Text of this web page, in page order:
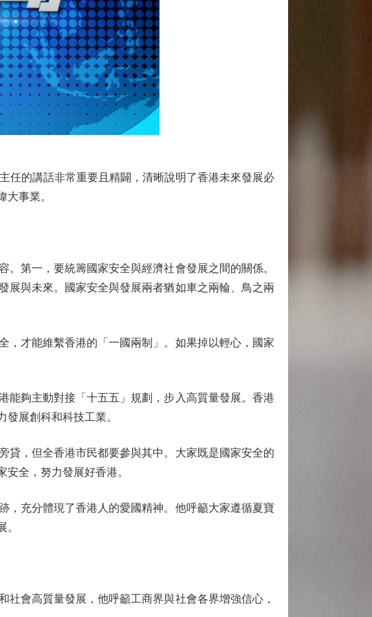
的講話非常重要且精闢，清晰說明了香港未來發展必
事業。
第一，要統籌國家安全與經濟社會發展之間的關係。
展與未來。國家安全與發展兩者猶如車之兩輪、鳥之兩
才能維繫香港的「一國兩制」。如果掉以輕心，國家
夠主動對接「十五五」規劃，步入高質量發展。香港
展創科和科技工業。
，但全香港市民都要參與其中。大家既是國家安全的
全，努力發展好香港。
充分體現了香港人的愛國精神。他呼籲大家遵循夏寶
會高質量發展，他呼籲工商界與社會各界增強信心，